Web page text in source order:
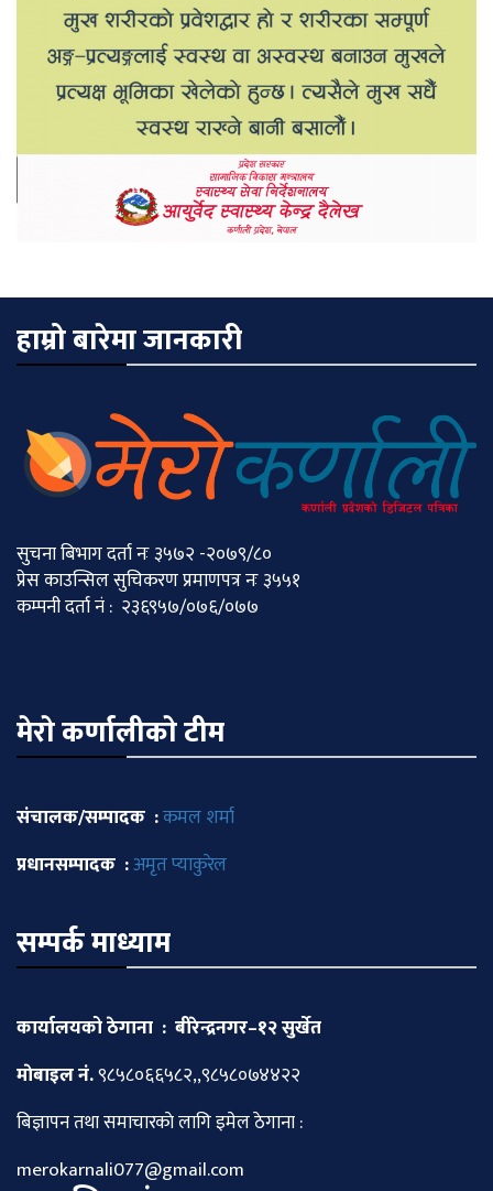
हाम्रो बारेमा जानकारी
सुचना बिभाग दर्ता नः ३५७२ -२०७९/८०
प्रेस काउन्सिल सुचिकरण प्रमाणपत्र नः ३५५१
कम्पनी दर्ता नं : २३६९५७/०७६/०७७
मेराे कर्णालीकाे टीम
संचालक/सम्पादक :कमल शर्मा
प्रधानसम्पादक :अमृत प्याकुरेल
सम्पर्क माध्याम
कार्यालयको ठेगाना : बीरेन्द्रनगर–१२ सुर्खेत
माेबाइल नं.९८५८०६६५८२,,९८५८०७४४२२
बिज्ञापन तथा समाचारकाे लागि इमेल ठेगाना :
merokarnali077@gmail.com